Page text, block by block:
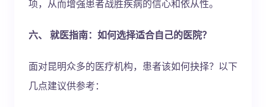
项，从而增强患者战胜疾病的信心和依从性。
六、 就医指南：如何选择适合自己的医院？
面对昆明众多的医疗机构，患者该如何抉择？以下
几点建议供参考：